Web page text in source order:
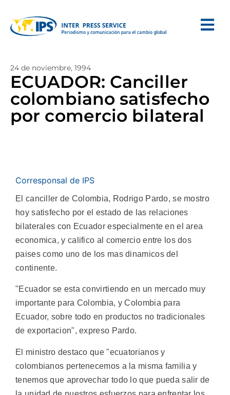
24 de noviembre, 1994
ECUADOR: Canciller
colombiano satisfecho
por comercio bilateral
Corresponsal de IPS
El canciller de Colombia, Rodrigo Pardo, se mostro
hoy satisfecho por el estado de las relaciones
bilaterales con Ecuador especialmente en el area
economica, y califico al comercio entre los dos
paises como uno de los mas dinamicos del
continente.
"Ecuador se esta convirtiendo en un mercado muy
importante para Colombia, y Colombia para
Ecuador, sobre todo en productos no tradicionales
de exportacion", expreso Pardo.
El ministro destaco que "ecuatorianos y
colombianos pertenecemos a la misma familia y
tenemos que aprovechar todo lo que pueda salir de